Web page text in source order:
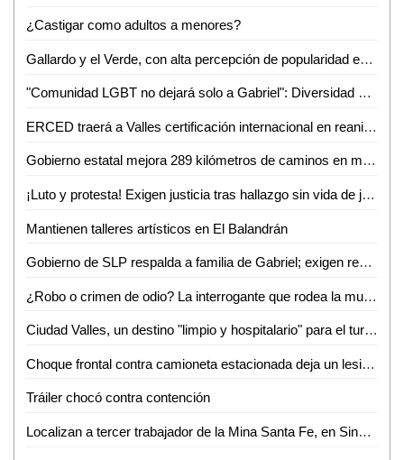
¿Castigar como adultos a menores?
Gallardo y el Verde, con alta percepción de popularidad en SLP: Roy Campos
"Comunidad LGBT no dejará solo a Gabriel": Diversidad e Igualdad alza la voz por su asesinato
ERCED traerá a Valles certificación internacional en reanimación cardiopulmonar
Gobierno estatal mejora 289 kilómetros de caminos en marzo
¡Luto y protesta! Exigen justicia tras hallazgo sin vida de joven enfermero vallense
Mantienen talleres artísticos en El Balandrán
Gobierno de SLP respalda a familia de Gabriel; exigen resultados a la Fiscalía de Valles
¿Robo o crimen de odio? La interrogante que rodea la muerte de Gabriel García Balleza
Ciudad Valles, un destino "limpio y hospitalario" para el turismo nacional: Ana Pelayo
Choque frontal contra camioneta estacionada deja un lesionado en la colonia Obrera
Tráiler chocó contra contención
Localizan a tercer trabajador de la Mina Santa Fe, en Sinaloa